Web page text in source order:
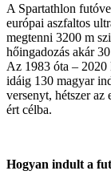
A Spartathlon
európai aszfaltos
megtenni 3200 m
hőingadozás akár
Az 1983 óta – 2020
idáig 130 magyar
versenyt, hétszer
ért célba.
Hogyan indult a